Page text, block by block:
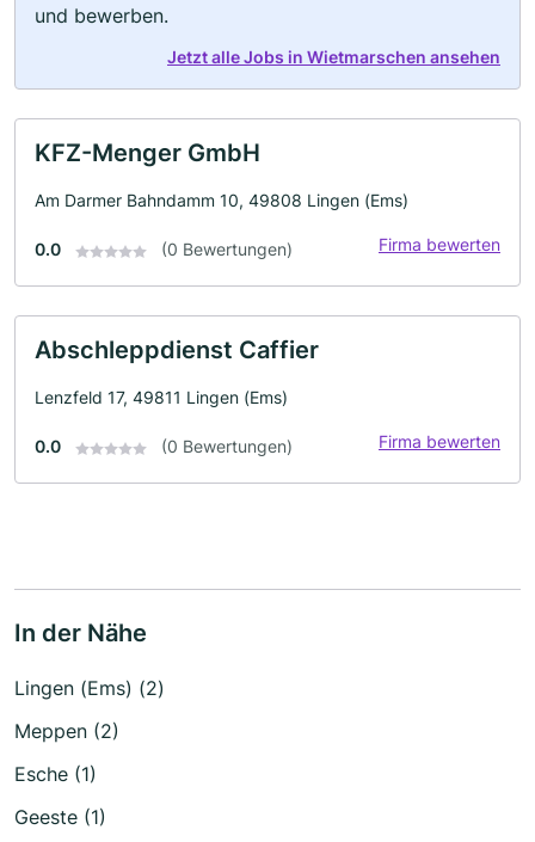
und bewerben.
Jetzt alle Jobs in Wietmarschen ansehen
KFZ-Menger GmbH
Am Darmer Bahndamm 10, 49808 Lingen (Ems)
0.0 (0 Bewertungen) Firma bewerten
Abschleppdienst Caffier
Lenzfeld 17, 49811 Lingen (Ems)
0.0 (0 Bewertungen) Firma bewerten
In der Nähe
Lingen (Ems) (2)
Meppen (2)
Esche (1)
Geeste (1)